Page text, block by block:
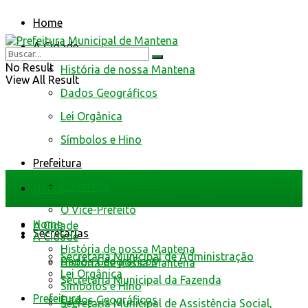
Home
A Cidade
História de nossa Mantena
Dados Geográficos
Lei Orgânica
Símbolos e Hino
Prefeitura
O Vice-Prefeito
Secretarias
Secretaria Municipal de Administração
Secretaria Municipal da Fazenda
Secretaria Municipal de Assistência Social,
No Result
View All Result
Home
A Cidade
História de nossa Mantena
Dados Geográficos
Home
A Cidade
História de nossa Mantena
Dados Geográficos
Lei Orgânica
Símbolos e Hino
Prefeitura